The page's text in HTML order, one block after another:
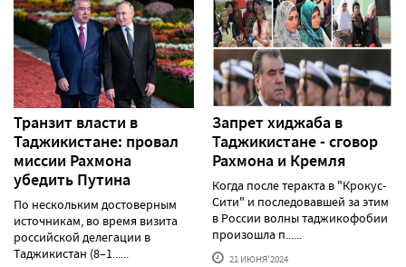
Транзит власти в
Таджикистане: провал
миссии Рахмона
убедить Путина
По нескольким достоверным
источникам, во время визита
российской делегации в
Таджикистан (8–1......
Запрет хиджаба в
Таджикистане - сговор
Рахмона и Кремля
Когда после теракта в "Крокус-
Сити" и последовавшей за этим
в России волны таджикофобии
произошла п......
21 ИЮНЯ'2024